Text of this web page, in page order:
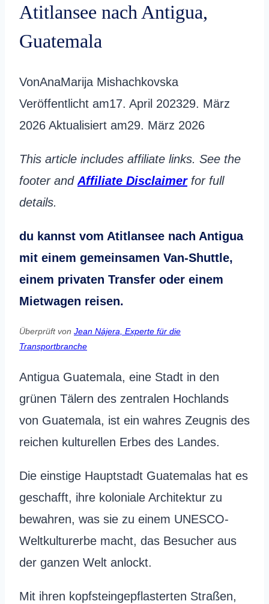
Atitlansee nach Antigua,
Guatemala
VonAnaMarija Mishachkovska
Veröffentlicht am17. April 202329. März
2026 Aktualisiert am29. März 2026
This article includes affiliate links. See the
footer and Affiliate Disclaimerfor full
details.
du kannst vom Atitlansee nach Antigua
mit einem gemeinsamen Van-Shuttle,
einem privaten Transfer oder einem
Mietwagen reisen.
Überprüft von Jean Nájera, Experte für die
Transportbranche
Antigua Guatemala, eine Stadt in den
grünen Tälern des zentralen Hochlands
von Guatemala, ist ein wahres Zeugnis des
reichen kulturellen Erbes des Landes.
Die einstige Hauptstadt Guatemalas hat es
geschafft, ihre koloniale Architektur zu
bewahren, was sie zu einem UNESCO-
Weltkulturerbe macht, das Besucher aus
der ganzen Welt anlockt.
Mit ihren kopfsteingepflasterten Straßen,